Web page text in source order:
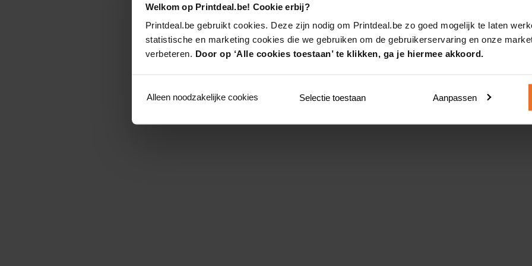
Welkom op Printdeal.be! Cookie erbij?
Printdeal.be gebruikt cookies. Deze zijn nodig om Printdeal.be zo goed mogelijk te laten
statistische en marketing cookies die we gebruiken om de gebruikerservaring en onze
verbeteren. Door op ‘Alle cookies toestaan’ te klikken, ga je hiermee akkoord.
Alleen noodzakelijke cookies Selectie toestaan Aanpassen